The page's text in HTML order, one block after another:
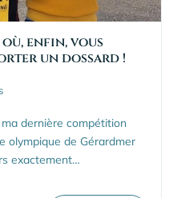
enfin, vous
un dossard !
dernière compétition
olympique de Gérardmer
exactement…